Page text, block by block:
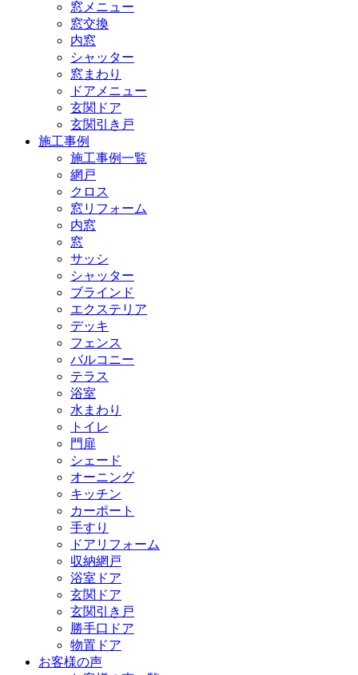
窓メニュー
窓交換
内窓
シャッター
窓まわり
ドアメニュー
玄関ドア
玄関引き戸
施工事例
施工事例一覧
網戸
クロス
窓リフォーム
内窓
窓
サッシ
シャッター
ブラインド
エクステリア
デッキ
フェンス
バルコニー
テラス
浴室
水まわり
トイレ
門扉
シェード
オーニング
キッチン
カーポート
手すり
ドアリフォーム
収納網戸
浴室ドア
玄関ドア
玄関引き戸
勝手口ドア
物置ドア
お客様の声